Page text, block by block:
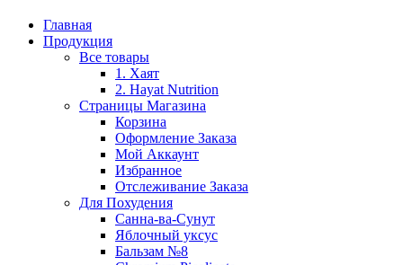
Главная
Продукция
Все товары
1. Хаят
2. Hayat Nutrition
Страницы Магазина
Корзина
Оформление Заказа
Мой Аккаунт
Избранное
Отслеживание Заказа
Для Похудения
Санна-ва-Сунут
Яблочный уксус
Бальзам №8